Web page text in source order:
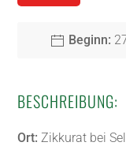
Beginn:
BESCHREIBUNG:
Ort: Zikkurat bei